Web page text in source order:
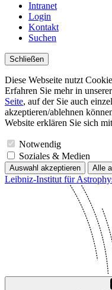
Intranet
Login
Kontakt
Suchen
Schließen
Diese Webseite nutzt
Erfahren Sie mehr in unserer
Seite, auf der Sie auch
akzeptieren/ablehnen
Website erklären Sie sich
Notwendig
Soziales & Medien
Auswahl akzeptieren Alle
Leibniz-Institut für